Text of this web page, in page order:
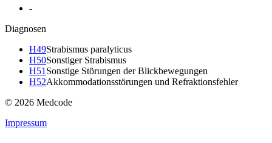
-
Diagnosen
H49Strabismus paralyticus
H50Sonstiger Strabismus
H51 Sonstige Störungen der Blickbewegungen
H52Akkommodationsstörungen und Refraktionsfehler
© 2026 Medcode
Impressum